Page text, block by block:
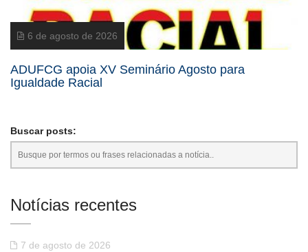
6 de agosto de 2026
ADUFCG apoia XV Seminário Agosto para
Igualdade Racial
Buscar posts:
Notícias recentes
7 de agosto de 2026